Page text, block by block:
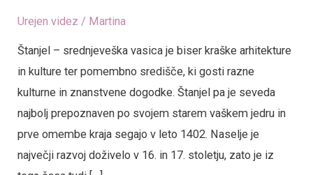
Urejen videz / Martina
Štanjel – srednjeveška vasica je biser kraške arhitekture
in kulture ter pomembno središče, ki gosti razne
kulturne in znanstvene dogodke. Štanjel pa je seveda
najbolj prepoznaven po svojem starem vaškem jedru in
prve omembe kraja segajo v leto 1402. Naselje je
največji razvoj doživelo v 16. in 17. stoletju, zato je iz